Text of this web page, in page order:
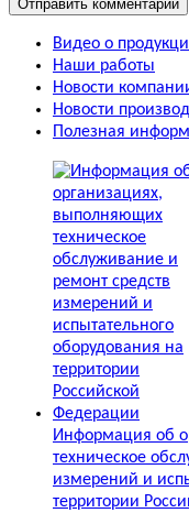
Видео о
Наши работы
Новости
Новости
Полезная
Информация об
техническое
измерений и
территории